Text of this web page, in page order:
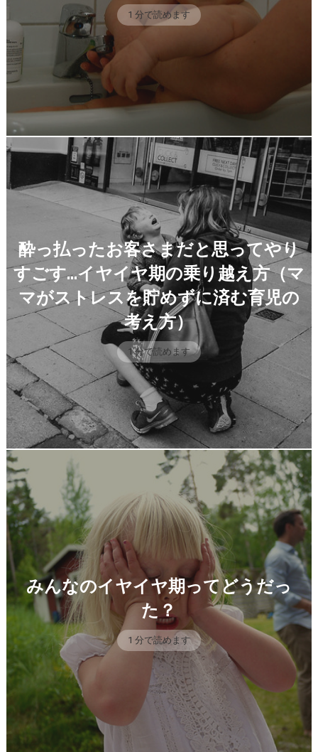
1 分で読めます
酔っ払ったお客さまだと思ってやり
すごす…イヤイヤ期の乗り越え方（マ
マがストレスを貯めずに済む育児の
考え方）
1 分で読めます
みんなのイヤイヤ期ってどうだっ
た？
1 分で読めます